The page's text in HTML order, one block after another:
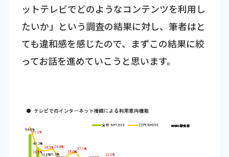
ットテレビでどのようなコンテンツを利用し
たいか」という調査の結果に対し、筆者はと
ても違和感を感じたので、まずこの結果に絞
ってお話を進めていこうと思います。